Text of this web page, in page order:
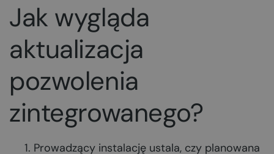
Jak wygląda
aktualizacja
pozwolenia
zintegrowanego?
Prowadzący instalację ustala, czy planowana